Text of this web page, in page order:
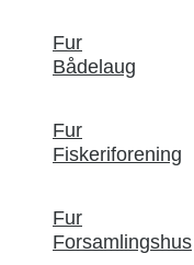
Fur
Bådelaug
Fur
Fiskeriforening
Fur
Forsamlingshus